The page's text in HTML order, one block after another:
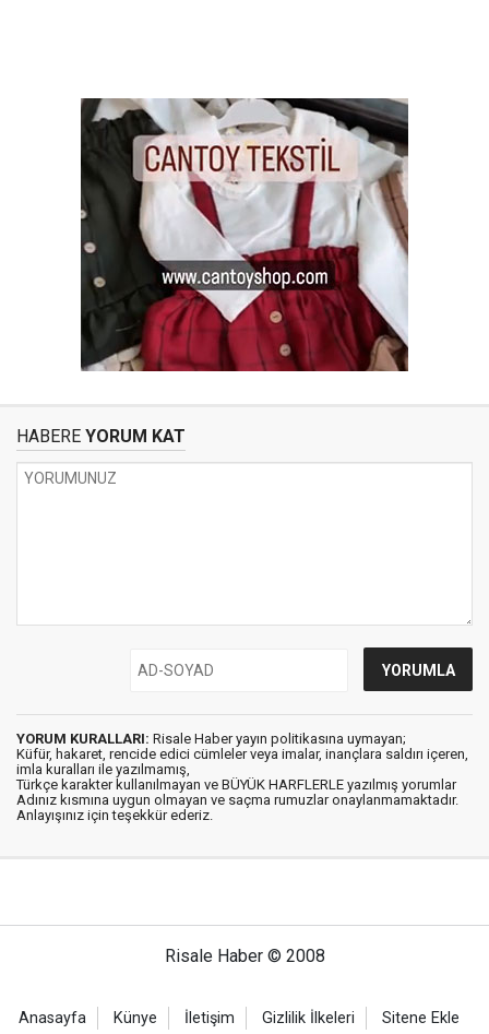
HABERE YORUM KAT
YORUM KURALLARI: Risale Haber yayın politikasına uymayan;
Küfür, hakaret, rencide edici cümleler veya imalar, inançlara saldırı içeren,
imla kuralları ile yazılmamış,
Türkçe karakter kullanılmayan ve BÜYÜK HARFLERLE yazılmış yorumlar
Adınız kısmına uygun olmayan ve saçma rumuzlar onaylanmamaktadır.
Anlayışınız için teşekkür ederiz.
Risale Haber © 2008
Anasayfa Künye İletişim Gizlilik İlkeleri Sitene Ekle